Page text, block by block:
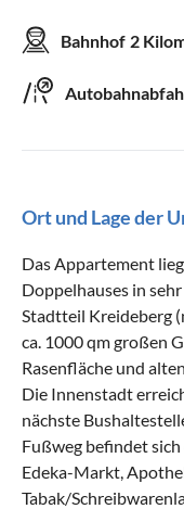
Bahnhof 2
Ort und Lage der
Das Appartement
Doppelhauses in
Stadtteil Kreideberg
ca. 1000 qm großen
Rasenfläche und
Die Innenstadt
nächste
Fußweg befindet
Edeka-Markt,
Tabak/